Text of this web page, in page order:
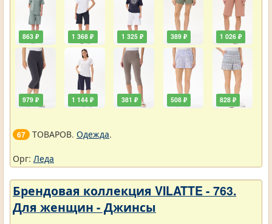
863 ₽
979 ₽
1 368 ₽
1 144 ₽
1 325 ₽
381 ₽
389 ₽
508 ₽
1 026 ₽
828 ₽
67 ТОВАРОВ. Одежда.
Орг: Леда
Брендовая коллекция VILATTE - 763.
Для женщин - Джинсы